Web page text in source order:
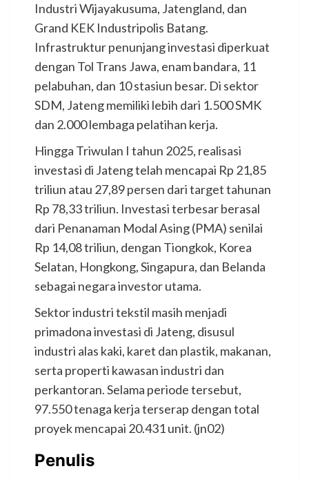
Industri Wijayakusuma, Jatengland, dan
Grand KEK Industripolis Batang.
Infrastruktur penunjang investasi diperkuat
dengan Tol Trans Jawa, enam bandara, 11
pelabuhan, dan 10 stasiun besar. Di sektor
SDM, Jateng memiliki lebih dari 1.500 SMK
dan 2.000 lembaga pelatihan kerja.
Hingga Triwulan I tahun 2025, realisasi
investasi di Jateng telah mencapai Rp 21,85
triliun atau 27,89 persen dari target tahunan
Rp 78,33 triliun. Investasi terbesar berasal
dari Penanaman Modal Asing (PMA) senilai
Rp 14,08 triliun, dengan Tiongkok, Korea
Selatan, Hongkong, Singapura, dan Belanda
sebagai negara investor utama.
Sektor industri tekstil masih menjadi
primadona investasi di Jateng, disusul
industri alas kaki, karet dan plastik, makanan,
serta properti kawasan industri dan
perkantoran. Selama periode tersebut,
97.550 tenaga kerja terserap dengan total
proyek mencapai 20.431 unit. (jn02)
Penulis